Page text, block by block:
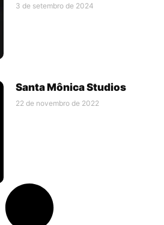
3 de setembro de 2024
Santa Mônica Studios
22 de novembro de 2022